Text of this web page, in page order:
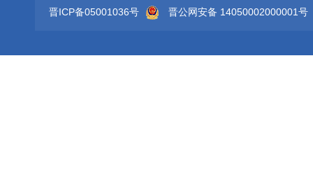
晋ICP备05001036号
晋公网安备 14050002000001号